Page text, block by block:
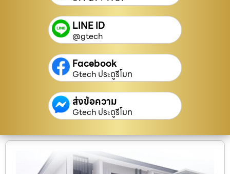
LINE ID
@gtech
Facebook
Gtech ประตูรีโมท
ส่งข้อความ
Gtech ประตูรีโมท